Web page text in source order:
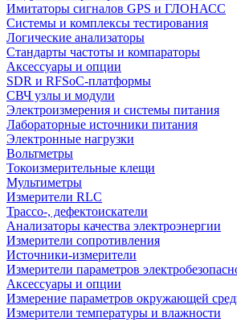
Имитаторы сигналов GPS и ГЛОНАСС
Системы и комплексы тестирования
Логические анализаторы
Стандарты частоты и компараторы
Аксессуары и опции
SDR и RFSoC‑платформы
СВЧ узлы и модули
Электроизмерения и системы питания
Лабораторные источники питания
Электронные нагрузки
Вольтметры
Токоизмерительные клещи
Мультиметры
Измерители RLC
Трассо-, дефектоискатели
Анализаторы качества электроэнергии
Измерители сопротивления
Источники-измерители
Измерители параметров
Аксессуары и опции
Измерение параметров окружающей
Измерители температуры и влажности